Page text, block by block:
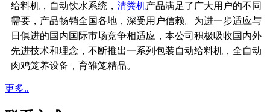
给料机，自动饮水系统， 清粪机产品满足了广大用户的不同
需要，产品畅销全国各地，深受用户信赖。为进一步适应与
日俱进的国内国际市场竞争相适应，本公司积极吸收国内外
先进技术和理念，不断推出一系列包装自动给料机，全自动
肉鸡笼养设备，育雏笼精品。
更多..